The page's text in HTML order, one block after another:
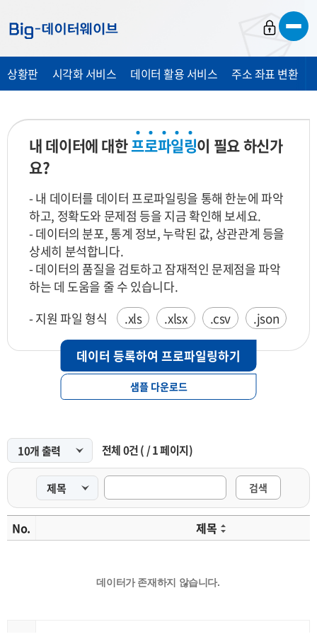
가
가
가
상황판 시각화 서비스 데이터 활용 서비스 주소 좌표 변환
샘플 다운로드
내 데이터에 대한프로파일링이 필요 하신가
요?
- 내 데이터를 데이터 프로파일링을 통해 한눈에 파악
하고, 정확도와 문제점 등을 지금 확인해 보세요.
- 데이터의 분포, 통계 정보, 누락된 값, 상관관계 등을
상세히 분석합니다.
- 데이터의 품질을 검토하고 잠재적인 문제점을 파악
하는 데 도움을 줄 수 있습니다.
- 지원 파일 형식
.xls .xlsx .csv .json
데이터 등록하여 프로파일링하기
전체0건( /1페이지)
검색
No. 제목
데이터가 존재하지 않습니다.